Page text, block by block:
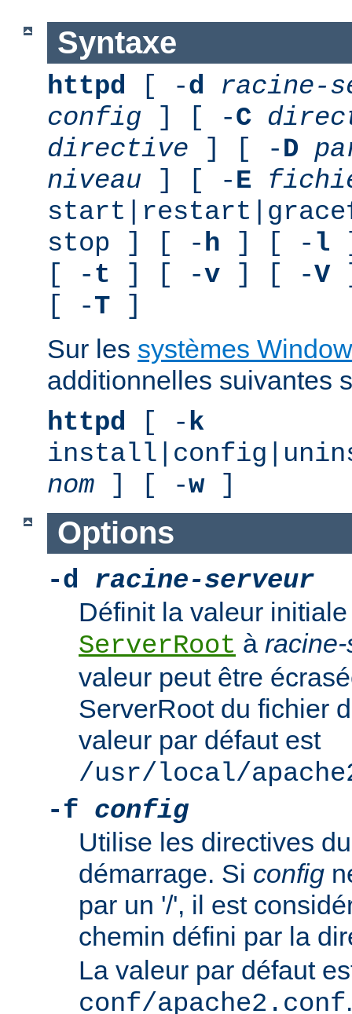
Syntaxe
httpd [ -d
racine-
config ] [ -C
directive ] [ -D
niveau ] [ -E
stop ] [ -h ] [ - l
[ -t ] [ -v ] [ -V
[ -T ]
Sur les systèmes
additionnelles suivantes
httpd [ -k
nom ] [ -w]
Options
-d racine-serveur
Définit la valeur
ServerRoot à
valeur peut être
ServerRoot du fichier
valeur par défaut est
/usr/local/
-f config
Utilise les directives
démarrage. Si config
par un '/', il est
chemin défini par la
La valeur par défaut
conf/apache2.conf.